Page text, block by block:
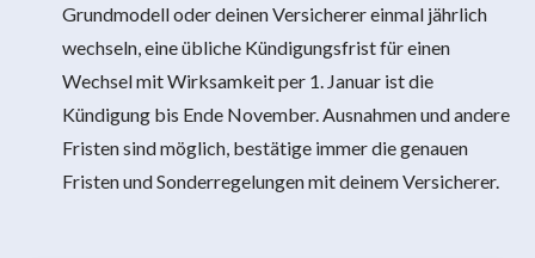
Grundmodell oder deinen Versicherer einmal jährlich
wechseln, eine übliche Kündigungsfrist für einen
Wechsel mit Wirksamkeit per 1. Januar ist die
Kündigung bis Ende November. Ausnahmen und andere
Fristen sind möglich, bestätige immer die genauen
Fristen und Sonderregelungen mit deinem Versicherer.